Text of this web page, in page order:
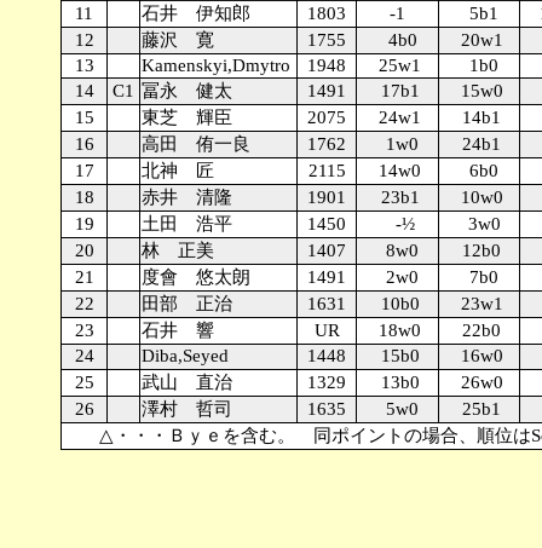
11
石井 伊知郎 1803 -1 5b1
12
藤沢 寛 1755 4b0
20w1
13
Kamenskyi,Dmytro 1948 25w1 1b0
14
C1 冨永 健太 1491 17b1 15w0
15
東芝 輝臣 2075 24w1
14b1
16
高田 侑一良 1762 1w0 24b1
17
北神 匠 2115 14w0 6b0
18
赤井 清隆 1901 23b1
10w0
19
土田 浩平 1450 -½
3w0
20
林 正美 1407 8w0
12b0
21
度會 悠太朗 1491 2w0 7b0
22
田部 正治 1631 10b0
23w1
23
石井 響 UR 18w0 22b0
24
Diba,Seyed 1448 15b0
16w0
25
武山 直治 1329 13b0
26w0
26
澤村 哲司 1635 5w0
25b1
△・・・Ｂｙｅを含む。 同ポイントの場合、順位